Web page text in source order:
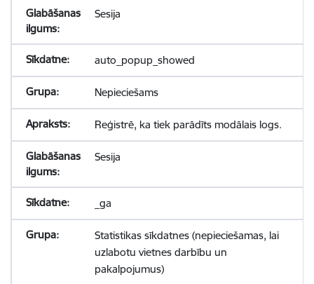
Sesija
auto_popup_showed
Nepieciešams
Reģistrē, ka tiek parādīts modālais logs.
Sesija
_ga
Statistikas sīkdatnes (nepieciešamas, lai
uzlabotu vietnes darbību un
pakalpojumus)